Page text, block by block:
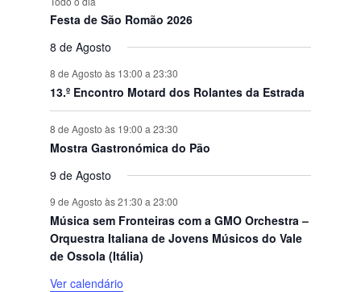
Festa de São Romão 2026
8 de Agosto
8 de Agosto às 13:00 a 23:30
13.º Encontro Motard dos Rolantes da Estrada
8 de Agosto às 19:00 a 23:30
Mostra Gastronómica do Pão
9 de Agosto
9 de Agosto às 21:30 a 23:00
Música sem Fronteiras com a GMO Orchestra –
Orquestra Italiana de Jovens Músicos do Vale
de Ossola (Itália)
Ver calendário